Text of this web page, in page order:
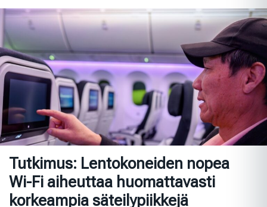
Tutkimus: Lentokoneiden nopea
Wi-Fi aiheuttaa huomattavasti
korkeampia säteilypiikkejä